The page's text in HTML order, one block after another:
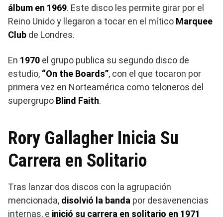
álbum en 1969. Este disco les permite girar por el
Reino Unido y llegaron a tocar en el mítico Marquee
Club de Londres.
En 1970 el grupo publica su segundo disco de
estudio, “On the Boards”, con el que tocaron por
primera vez en Norteamérica como teloneros del
supergrupo Blind Faith.
Rory Gallagher Inicia Su
Carrera en Solitario
Tras lanzar dos discos con la agrupación
mencionada, disolvió la banda por desavenencias
internas, e inició su carrera en solitario en 1971